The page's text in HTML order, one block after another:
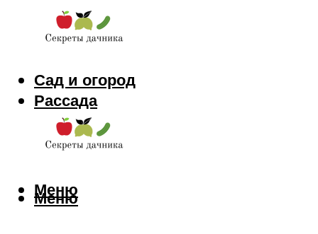
Сад и огород
Рассада
Цветы
Заготовки
Меню
Меню